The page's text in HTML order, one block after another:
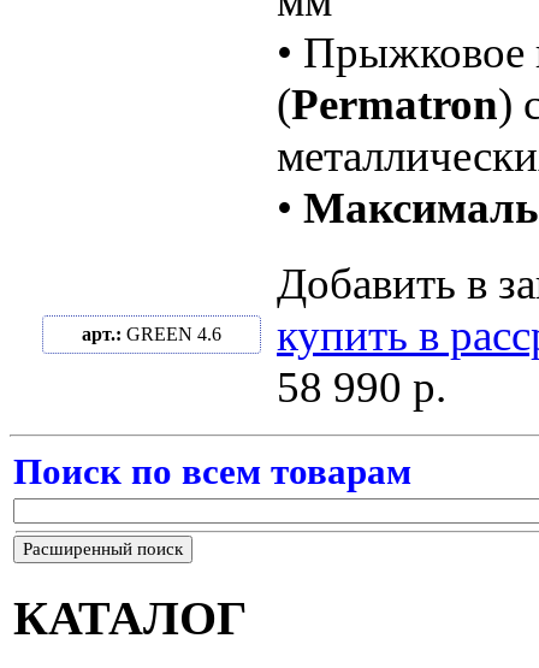
• Прыжковое
(Permatron)
•
арт.: GREEN 4.6
Добавить в
купить в
58 990 р.
Поиск по всем товарам
Расширенный поиск
КАТАЛОГ